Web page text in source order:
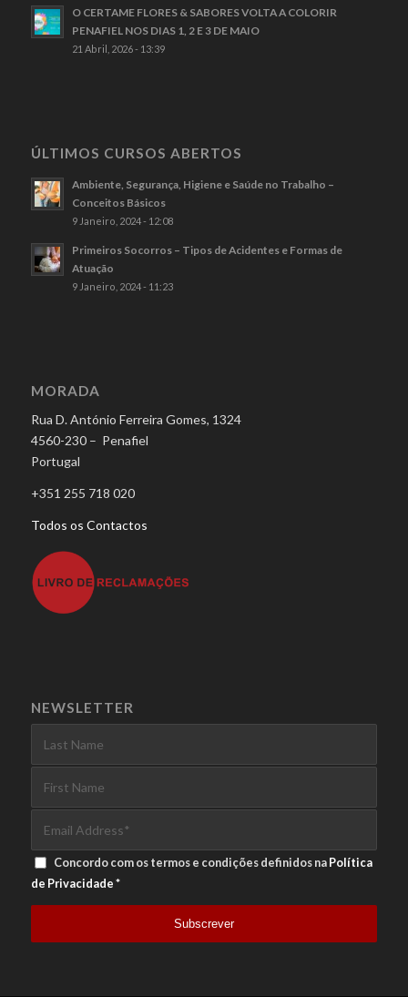
O CERTAME FLORES & SABORES VOLTA A COLORIR
PENAFIEL NOS DIAS 1, 2 E 3 DE MAIO
21 Abril, 2026 - 13:39
ÚLTIMOS CURSOS ABERTOS
Ambiente, Segurança, Higiene e Saúde no Trabalho –
Conceitos Básicos
9 Janeiro, 2024 - 12:08
Primeiros Socorros – Tipos de Acidentes e Formas de
Atuação
9 Janeiro, 2024 - 11:23
MORADA
Rua D. António Ferreira Gomes, 1324
4560-230 – Penafiel
Portugal
+351 255 718 020
Todos os Contactos
NEWSLETTER
Concordo com os termos e condições definidos naPolítica
de Privacidade*